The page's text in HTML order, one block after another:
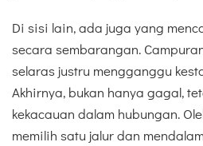
Di sisi lain, ada juga yang
secara sembarangan.
selaras justru mengganggu
Akhirnya, bukan hanya gagal,
kekacauan dalam hubungan.
memilih satu jalur dan